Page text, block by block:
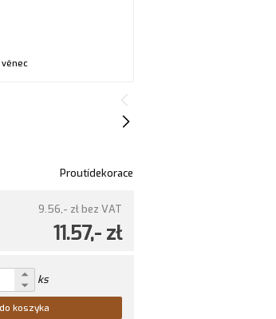
Proutídekorace
9.56,- złbez VAT
11.57,- zł
ks
koszyka